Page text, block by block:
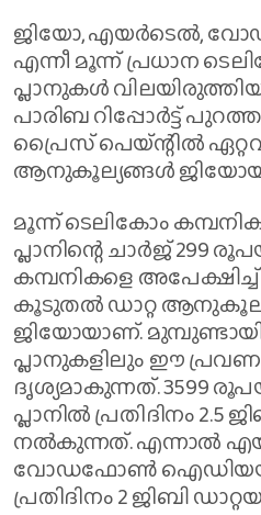
ജിയോ, എയര്‍ടെല്‍,
എന്നീ മൂന്ന് പ്രധാന
പ്ലാനുകള്‍
പാരിബ റിപ്പോര്‍ട്ട്
പ്രൈസ് പെയ്ന്റില്‍
ആനുകൂല്യങ്ങള്‍
മൂന്ന് ടെലികോം
പ്ലാനിന്റെ ചാര്‍ജ് 299
കമ്പനികളെ
കൂടുതല്‍ ഡാറ്റ
ജിയോയാണ്.
പ്ലാനുകളിലും ഈ
ദൃശ്യമാകുന്നത്. 3599
പ്ലാനില്‍ പ്രതിദിനം 2.5
നല്‍കുന്നത്. എന്നാല്‍
വോഡഫോണ്‍
പ്രതിദിനം 2 ജിബി